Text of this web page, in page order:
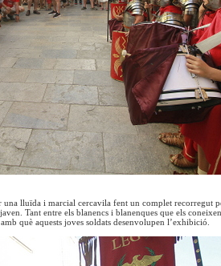
una lluïda i marcial cercavila fent un complet recorregut
Tant entre els blanencs i blanenques que els
què aquests joves soldats desenvolupen l’exhibició.